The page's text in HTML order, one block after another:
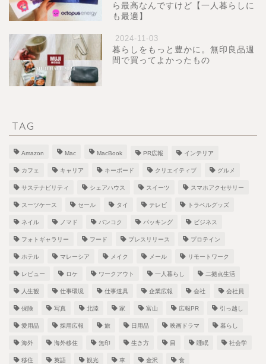
ら最高なんですけど【一人暮らしに
も最適】
2024-11-03
暮らしをもっと豊かに。無印良品週
間で買ってよかったもの
TAG
Amazon Mac MacBook PR広報 インテリア
カフェ キャリア キーボード クリエイティブ グルメ
サステナビリティ シェアハウス スイーツ スマホアクセサリー
スーツケース セール タイ テレビ トラベルグッズ
ネイル ノマド バンコク パッキング ビジネス
フォトギャラリー フード プレスリリース プロテイン
ホテル マレーシア メイク メール リモートワーク
レビュー ロケ ワークアウト 一人暮らし 二拠点生活
人生観 仕事環境 仕事道具 企業広報 会社 会社員
保険 写真 北陸 家 富山 広報PR 引っ越し
愛用品 採用広報 旅 日用品 映画ドラマ 暮らし
海外 海外移住 無印 生き方 目 睡眠 社会学
移住 英語 観光 車 金沢 食